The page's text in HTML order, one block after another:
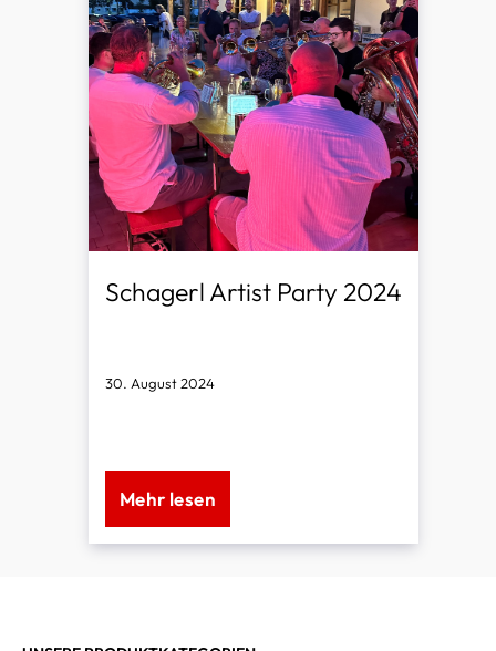
Schagerl Artist Party 2024
30. August 2024
Virtuosität, entspanntem Flair und
klangvoll...
Mehr lesen